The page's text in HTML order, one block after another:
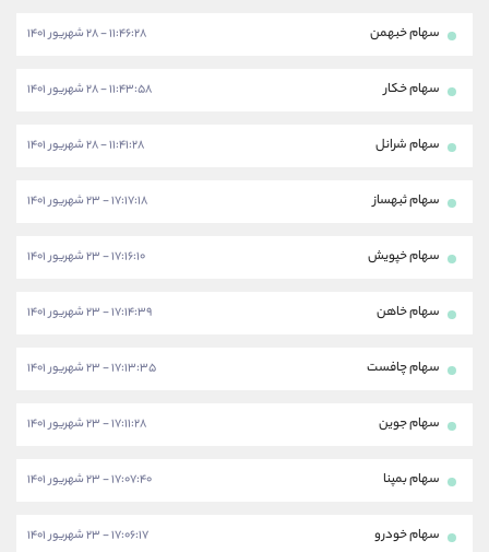
سهام خبهمن ۱۱:۴۶:۲۸ - ۲۸ شهریور ۱۴۰۱
سهام خکار ۱۱:۴۳:۵۸ - ۲۸ شهریور ۱۴۰۱
سهام شرانل ۱۱:۴۱:۲۸ - ۲۸ شهریور ۱۴۰۱
سهام ثبهساز ۱۷:۱۷:۱۸ - ۲۳ شهریور ۱۴۰۱
سهام خپویش ۱۷:۱۶:۱۰ - ۲۳ شهریور ۱۴۰۱
سهام خاهن ۱۷:۱۴:۳۹ - ۲۳ شهریور ۱۴۰۱
سهام چافست ۱۷:۱۳:۳۵ - ۲۳ شهریور ۱۴۰۱
سهام جوین ۱۷:۱۱:۲۸ - ۲۳ شهریور ۱۴۰۱
سهام بمپنا ۱۷:۰۷:۴۰ - ۲۳ شهریور ۱۴۰۱
سهام خودرو ۱۷:۰۶:۱۷ - ۲۳ شهریور ۱۴۰۱